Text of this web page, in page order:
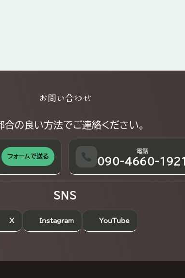
お問い合わせ
合の良い方法でご連絡ください。
フォームで送る
電話
090-4660-1921
SNS
X Instagram YouTube